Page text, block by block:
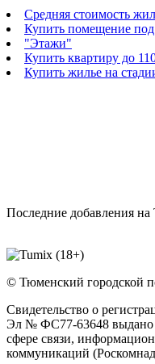
Средняя стоимость
Купить помещение
"Этажи"
Купить квартиру до
Купить жилье на
Последние добавления на
© Тюменский городской
Свидетельство о
Эл № ФС77-63648 выдано
сфере связи,
коммуникаций